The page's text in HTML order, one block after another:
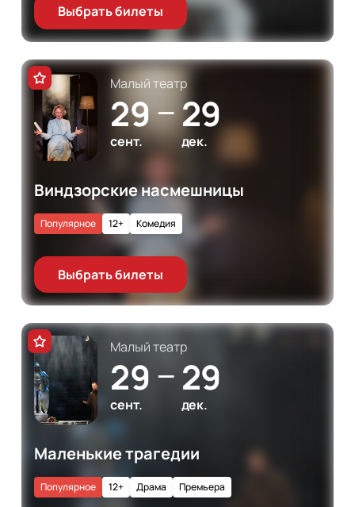
Выбрать билеты
Малый театр
29
сент.
— 29
дек.
Виндзорские насмешницы
12+ Комедия
Популярное
Выбрать билеты
Малый театр
29
сент.
— 29
дек.
Маленькие трагедии
12+ Драма
Популярное Премьера